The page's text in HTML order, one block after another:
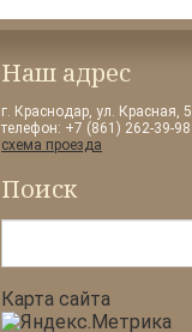
Наш адрес
г. Краснодар, ул. Красная, 5
телефон: +7 (861) 262-39-98
схема проезда
Поиск
Карта сайта